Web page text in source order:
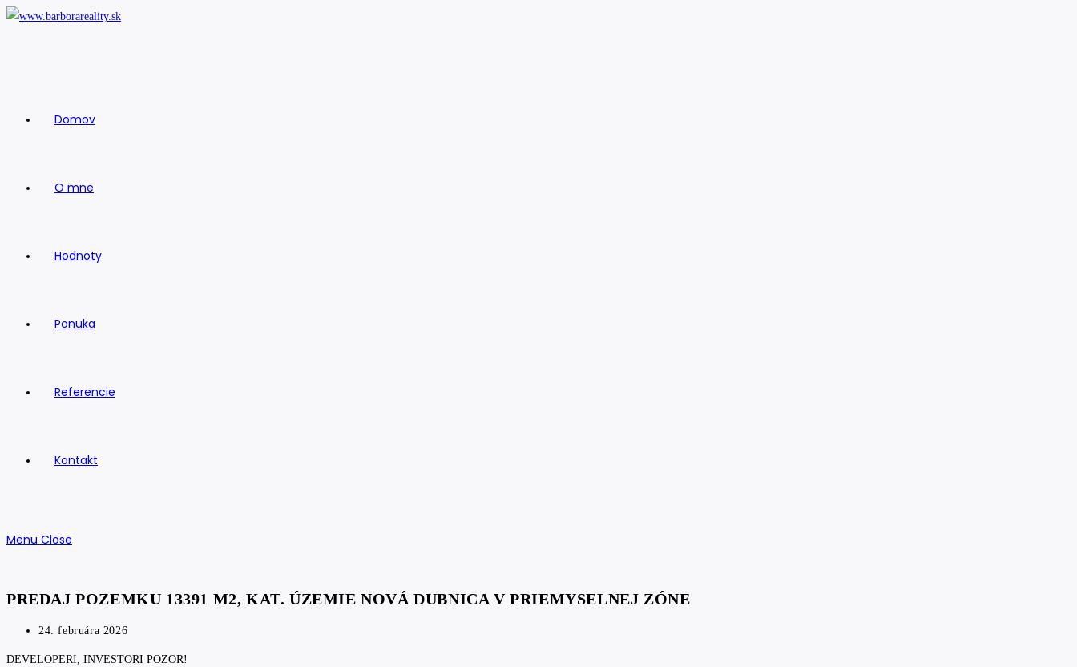
Skip
Domov
O mne
Hodnoty
Ponuka
Referencie
Kontakt
Menu Close
PREDAJ POZEMKU 13391 M2, KAT. ÚZEMIE NOVÁ DUBNICA V PRIEMYSELNEJ ZÓNE
Post
24. februára 2026
DEVELOPERI, INVESTORI POZOR!